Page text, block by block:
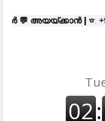
| ☎: +918921123196 ☎